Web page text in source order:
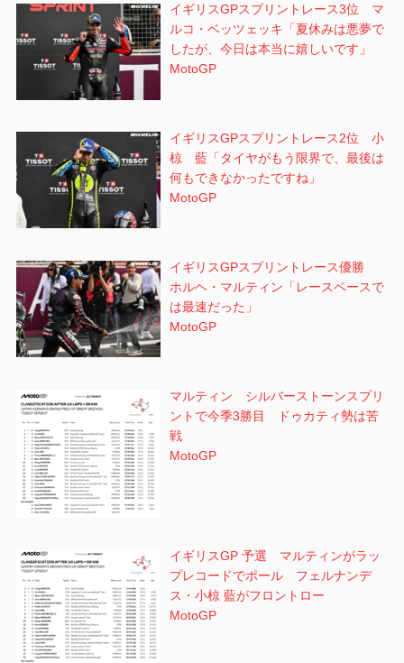
イギリスGPスプリントレース3位 マ
ルコ・ベッツェッキ「夏休みは悪夢で
したが、今日は本当に嬉しいです」
MotoGP
イギリスGPスプリントレース2位 小
椋 藍「タイヤがもう限界で、最後は
何もできなかったですね」
MotoGP
イギリスGPスプリントレース優勝
ホルヘ・マルティン「レースペースで
は最速だった」
MotoGP
マルティン シルバーストーンスプリ
ントで今季3勝目 ドゥカティ勢は苦
戦
MotoGP
イギリスGP 予選 マルティンがラッ
プレコードでポール フェルナンデ
ス・小椋 藍がフロントロー
MotoGP